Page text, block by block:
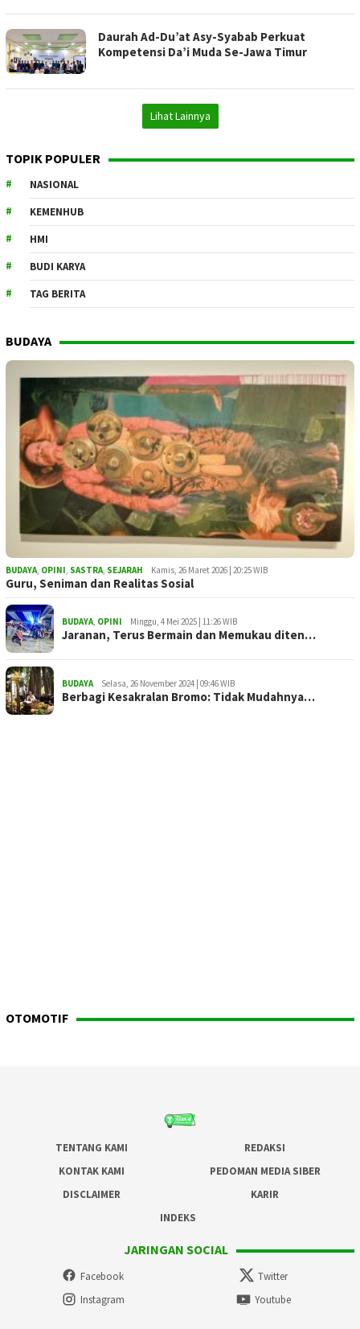
Daurah Ad-Du’at Asy-Syabab Perkuat
Kompetensi Da’i Muda Se-Jawa Timur
Lihat Lainnya
TOPIK POPULER
NASIONAL
KEMENHUB
HMI
BUDI KARYA
TAG BERITA
BUDAYA
BUDAYA OPINI SASTRA SEJARAH Kamis, 26 Maret 2026 | 20:25 WIB
Guru, Seniman dan Realitas Sosial
BUDAYA OPINI Minggu, 4 Mei 2025 | 11:26 WIB
Jaranan, Terus Bermain dan Memukau diten…
BUDAYA Selasa, 26 November 2024 | 09:46 WIB
Berbagi Kesakralan Bromo: Tidak Mudahnya…
OTOMOTIF
TENTANG KAMI
REDAKSI
KONTAK KAMI
PEDOMAN MEDIA SIBER
DISCLAIMER
KARIR
INDEKS
JARINGAN SOCIAL
Facebook
Twitter
Instagram
Youtube